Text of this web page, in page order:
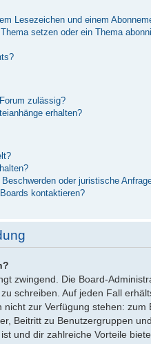
Lesezeichen und einem
setzen oder ein Thema
zulässig?
erhalten?
oder juristische
kontaktieren?
zwingend. Die Board-
schreiben. Auf jeden Fall
zur Verfügung stehen: zum
Beitritt zu Benutzergruppen
und dir zahlreiche Vorteile